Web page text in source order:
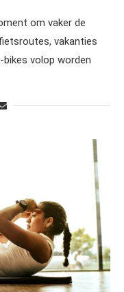
om vaker de
vakanties
volop worden